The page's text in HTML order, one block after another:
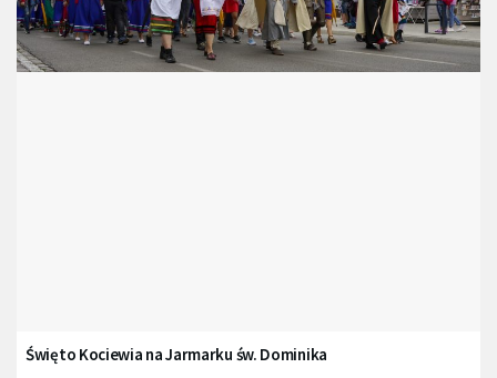
Święto Kociewia na Jarmarku św. Dominika